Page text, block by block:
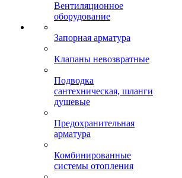
Вентиляционное
оборудование
Запорная арматура
Клапаны невозвратные
Подводка
сантехническая, шланги
душевые
Предохранительная
арматура
Комбинированные
системы отопления